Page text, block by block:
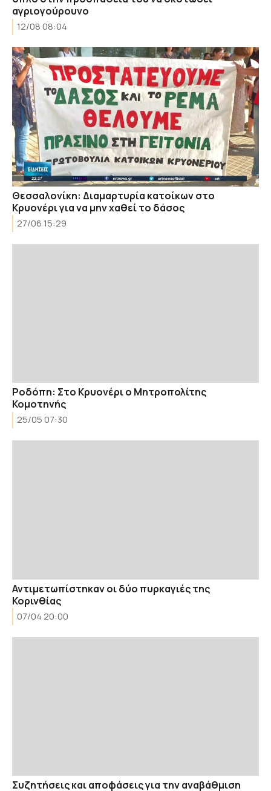
αγριογούρουνο
12/08 08:04
Θεσσαλονίκη: Διαμαρτυρία κατοίκων στο
Κρυονέρι για να μην χαθεί το δάσος
27/06 15:29
Ροδόπη: Στο Κρυονέρι ο Μητροπολίτης
Κομοτηνής
25/05 07:30
Αντιμετωπίστηκαν οι δύο πυρκαγιές της
Κορινθίας
07/04 20:00
Συζητήσεις και αποφάσεις για την αναβάθμιση